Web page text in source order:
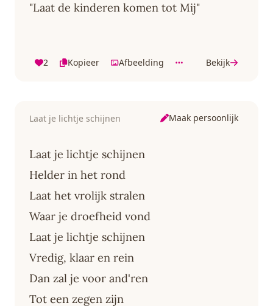
"Laat de kinderen komen tot Mij"
2 Kopieer Afbeelding Bekijk
Laat je lichtje schijnen Maak persoonlijk
Laat je lichtje schijnen
Helder in het rond
Laat het vrolijk stralen
Waar je droefheid vond
Laat je lichtje schijnen
Vredig, klaar en rein
Dan zal je voor and'ren
Tot een zegen zijn